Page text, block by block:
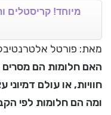
מיוחד! קריסטלים
מאת: פורטל
האם חלומות הם
חוויות, או עולם
ומה הם חלומות לפי